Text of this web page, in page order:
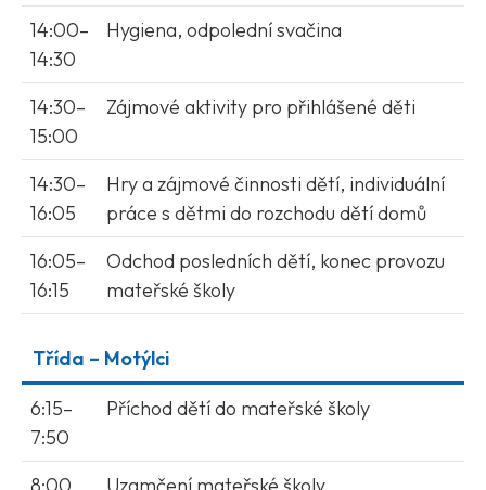
14:00–
14:30
Hygiena, odpolední svačina
14:30–
15:00
Zájmové aktivity pro přihlášené děti
14:30–
16:05
Hry a zájmové činnosti dětí, individuální
práce s dětmi do rozchodu dětí domů
16:05–
16:15
Odchod posledních dětí, konec provozu
mateřské školy
Třída – Motýlci
6:15–
7:50
Příchod dětí do mateřské školy